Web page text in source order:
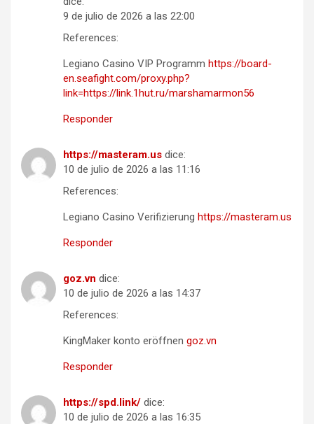
9 de julio de 2026 a las 22:00
References:
Legiano Casino VIP Programm https://board-
en.seafight.com/proxy.php?
link=https://link.1hut.ru/marshamarmon56
Responder
https://masteram.us dice:
10 de julio de 2026 a las 11:16
References:
Legiano Casino Verifizierung https://masteram.us
Responder
goz.vn dice:
10 de julio de 2026 a las 14:37
References:
KingMaker konto eröffnen goz.vn
Responder
https://spd.link/ dice:
10 de julio de 2026 a las 16:35